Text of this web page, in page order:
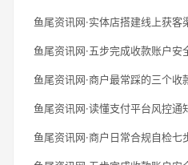
鱼尾资讯网·实体店搭建线上获客
鱼尾资讯网·五步完成收款账户安
鱼尾资讯网·商户最常踩的三个收
鱼尾资讯网·读懂支付平台风控通
鱼尾资讯网·商户日常合规自检七